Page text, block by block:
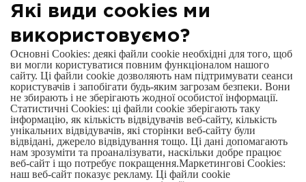
Які види cookies ми
використовуємо?
Основні Cookies: деякі файли cookie необхідні для того, щоб
ви могли користуватися повним функціоналом нашого
сайту. Ці файли cookie дозволяють нам підтримувати сеанси
користувачів і запобігати будь-яким загрозам безпеки. Вони
не збирають і не зберігають жодної особистої інформації.
Статистичні Cookies: ці файли cookie зберігають таку
інформацію, як кількість відвідувачів веб-сайту, кількість
унікальних відвідувачів, які сторінки веб-сайту були
відвідані, джерело відвідування тощо. Ці дані допомагають
нам зрозуміти та проаналізувати, наскільки добре працює
веб-сайт і що потребує покращення.Маркетингові Cookies:
наш веб-сайт показує рекламу. Ці файли cookie